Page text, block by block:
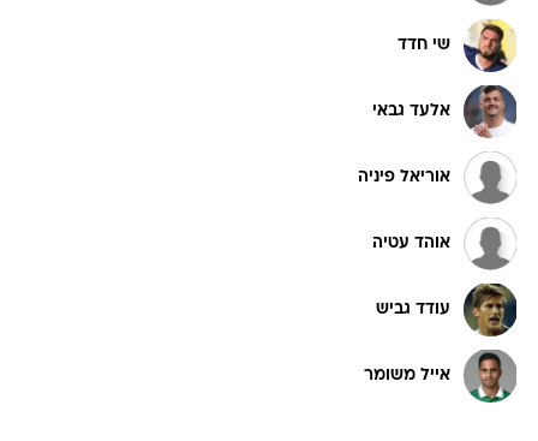
שי חדד
אלעד גבאי
אוריאל פיניה
אוהד עטיה
עודד גביש
אייל משומר